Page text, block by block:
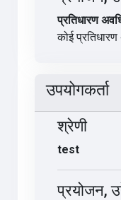
प्रतिधारण
कोई प्रतिधारण
उपयोगकर्ता
श्रेणी
test
प्रयोजन,